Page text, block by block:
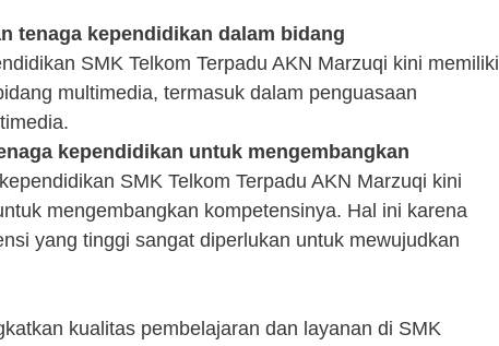
tenaga kependidikan dalam bidang
SMK Telkom Terpadu AKN Marzuqi kini memiliki
multimedia, termasuk dalam penguasaan
kependidikan untuk mengembangkan
SMK Telkom Terpadu AKN Marzuqi kini
mengembangkan kompetensinya. Hal ini karena
yang tinggi sangat diperlukan untuk mewujudkan
kualitas pembelajaran dan layanan di SMK